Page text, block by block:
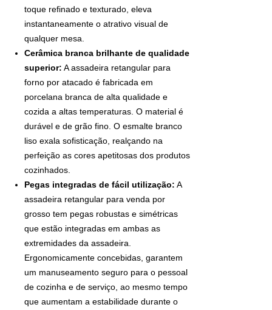
toque refinado e texturado, eleva
instantaneamente o atrativo visual de
qualquer mesa.
Cerâmica branca brilhante de qualidade
superior: A assadeira retangular para
forno por atacado é fabricada em
porcelana branca de alta qualidade e
cozida a altas temperaturas. O material é
durável e de grão fino. O esmalte branco
liso exala sofisticação, realçando na
perfeição as cores apetitosas dos produtos
cozinhados.
Pegas integradas de fácil utilização: A
assadeira retangular para venda por
grosso tem pegas robustas e simétricas
que estão integradas em ambas as
extremidades da assadeira.
Ergonomicamente concebidas, garantem
um manuseamento seguro para o pessoal
de cozinha e de serviço, ao mesmo tempo
que aumentam a estabilidade durante o